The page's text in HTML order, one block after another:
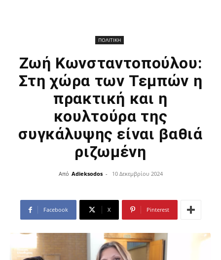
ΠΟΛΙΤΙΚΗ
Ζωή Κωνσταντοπούλου:
Στη χώρα των Τεμπών η
πρακτική και η
κουλτούρα της
συγκάλυψης είναι βαθιά
ριζωμένη
Από Adieksodos - 10 Δεκεμβρίου 2024
Facebook X Pinterest